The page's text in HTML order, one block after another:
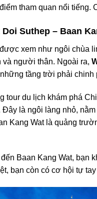
tham quan nổi tiếng.
Suthep – Baan
xem như ngôi chùa
và người thân. Ngoài ra,
tầng trời phải
tour du lịch khám phá
Đây là ngôi làng nhỏ,
Kang Wat là quảng
Baan Kang Wat, bạn
bạn còn có cơ hội tự